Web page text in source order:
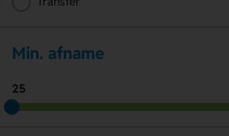
Min. afname
25